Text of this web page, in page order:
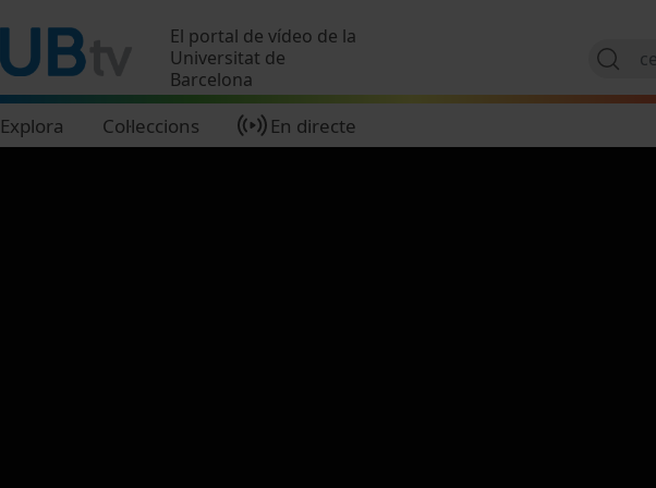
El portal de vídeo de la
Universitat de
Barcelona
Explora Col·leccions En directe